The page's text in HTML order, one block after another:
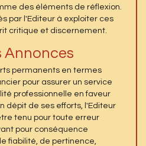
des éléments de réflexion.
par l'Editeur à exploiter ces
critique et discernement.
Annonces
permanents en termes
pour assurer un service
professionnelle en faveur
dépit de ses efforts, l'Editeur
tenu pour toute erreur
pour conséquence
fiabilité, de pertinence,